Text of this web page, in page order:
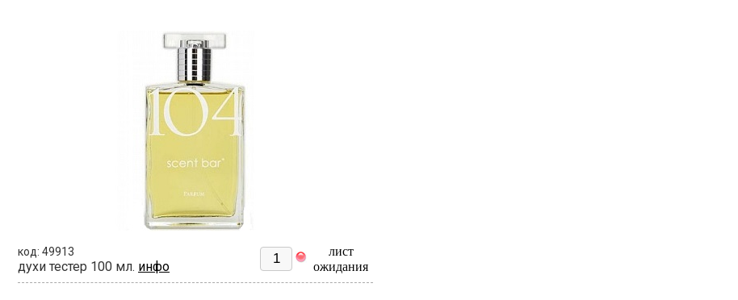
код: 49913
духи тестер 100 мл. инфо
лист
ожидания